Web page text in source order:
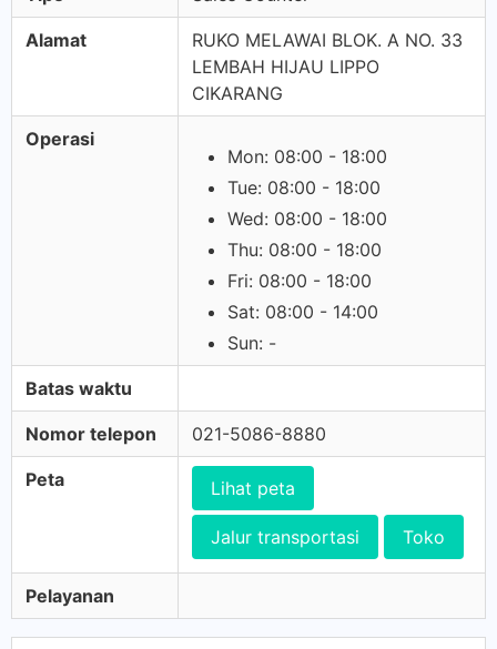
Alamat
RUKO MELAWAI BLOK. A NO. 33
LEMBAH HIJAU LIPPO
CIKARANG
Operasi
Mon: 08:00 - 18:00
Tue: 08:00 - 18:00
Wed: 08:00 - 18:00
Thu: 08:00 - 18:00
Fri: 08:00 - 18:00
Sat: 08:00 - 14:00
Sun: -
Batas waktu
Nomor telepon 021-5086-8880
Peta Lihat peta
Jalur transportasi Toko
Pelayanan